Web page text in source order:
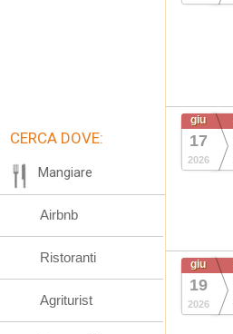
giu
17
2026
giu
19
2026
CERCA DOVE:
Mangiare
Airbnb
Ristoranti
Agriturist